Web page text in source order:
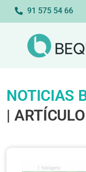
91 575 54 66
NOTICIAS
| ARTÍCULO